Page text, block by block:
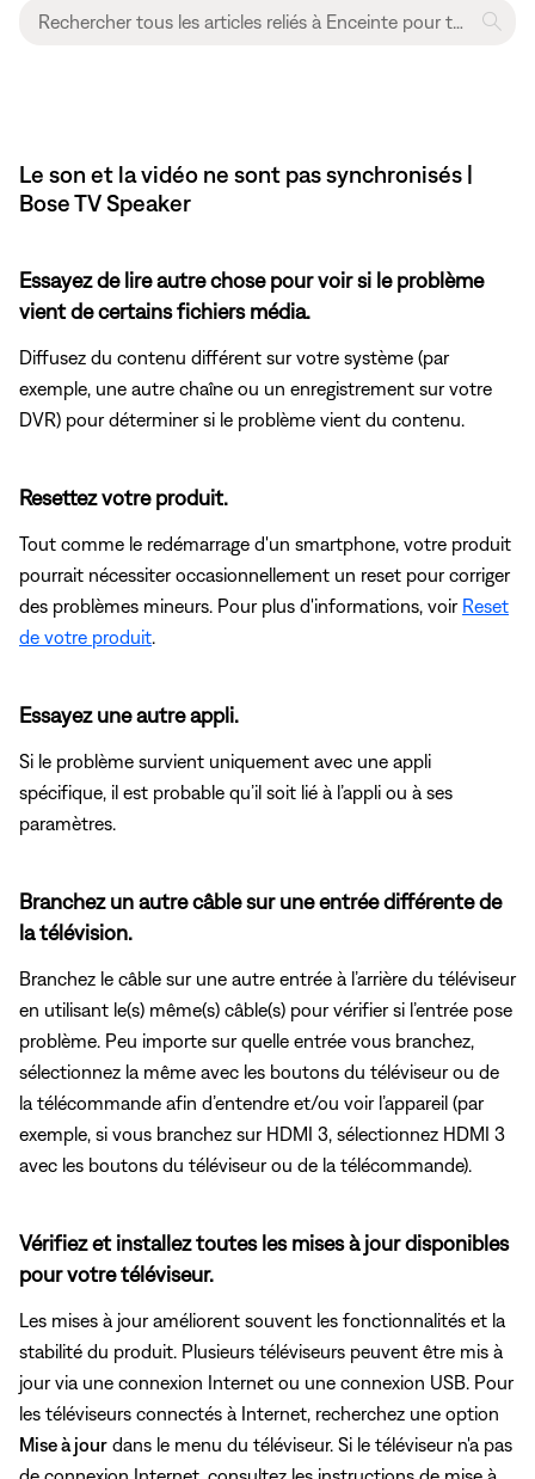
Le son et la vidéo ne sont pas synchronisés |
Bose TV Speaker
Essayez de lire autre chose pour voir si le problème
vient de certains fichiers média.
Diffusez du contenu différent sur votre système (par
exemple, une autre chaîne ou un enregistrement sur votre
DVR) pour déterminer si le problème vient du contenu.
Resettez votre produit.
Tout comme le redémarrage d'un smartphone, votre produit
pourrait nécessiter occasionnellement un reset pour corriger
des problèmes mineurs. Pour plus d'informations, voir Reset
de votre produit
Essayez une autre appli.
Si le problème survient uniquement avec une appli
spécifique, il est probable qu’il soit lié à l’appli ou à ses
paramètres.
Branchez un autre câble sur une entrée différente de
la télévision.
Branchez le câble sur une autre entrée à l’arrière du téléviseur
en utilisant le(s) même(s) câble(s) pour vérifier si l’entrée pose
problème. Peu importe sur quelle entrée vous branchez,
sélectionnez la même avec les boutons du téléviseur ou de
la télécommande afin d’entendre et/ou voir l’appareil (par
exemple, si vous branchez sur HDMI 3, sélectionnez HDMI 3
avec les boutons du téléviseur ou de la télécommande).
Vérifiez et installez toutes les mises à jour disponibles
pour votre téléviseur.
Les mises à jour améliorent souvent les fonctionnalités et la
stabilité du produit. Plusieurs téléviseurs peuvent être mis à
jour via une connexion Internet ou une connexion USB. Pour
les téléviseurs connectés à Internet, recherchez une option
Mise à jour dans le menu du téléviseur. Si le téléviseur n'a pas